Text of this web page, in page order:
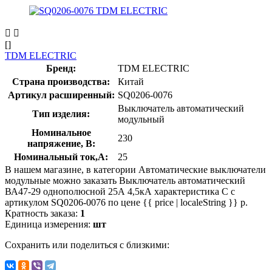
[]
TDM ELECTRIC
Бренд:
TDM ELECTRIC
Страна производства:
Китай
Артикул расширенный: SQ0206-0076
Тип изделия:
Выключатель автоматический
модульный
Номинальное
напряжение, В:
230
Номинальный ток,А:
25
В нашем магазине, в категории Автоматические выключатели
модульные можно заказать Выключатель автоматический
ВА47-29 однополюсной 25А 4,5кА характеристика С с
артикулом SQ0206-0076 по цене {{ price | localeString }} р.
Кратность заказа: 1
Единица измерения: шт
Сохранить или поделиться с близкими: